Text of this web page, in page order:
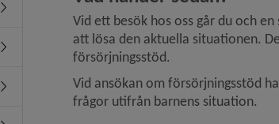
Undermeny för Anhörig
Undermeny för Äldre
Undermeny för Funktionsnedsättning
Vid ett besök hos oss går du och
att lösa den aktuella situationen.
försörjningsstöd.
Vid ansökan om försörjningsstöd
frågor utifrån barnens situation.